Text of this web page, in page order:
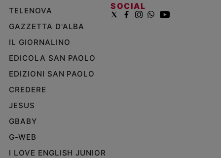
TELENOVA
GAZZETTA D'ALBA
IL GIORNALINO
EDICOLA SAN PAOLO
EDIZIONI SAN PAOLO
CREDERE
JESUS
GBABY
G-WEB
I LOVE ENGLISH JUNIOR
SOCIAL